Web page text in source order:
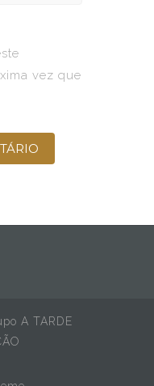
vez que
A TARDE